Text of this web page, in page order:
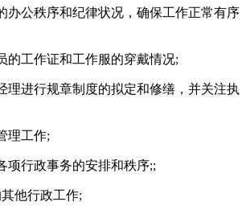
办公秩序和纪律状况，确保工作正常有序
的工作证和工作服的穿戴情况;
理进行规章制度的拟定和修缮，并关注执
理工作;
项行政事务的安排和秩序;;
他行政工作;